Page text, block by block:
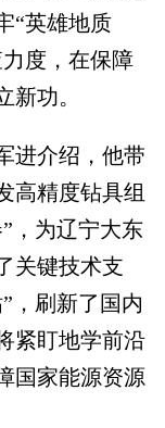
“英雄地质
度，在保障
新功。
介绍，他带
高精度钻具组
，为辽宁大东
关键技术支
，刷新了国内
紧盯地学前沿
国家能源资源